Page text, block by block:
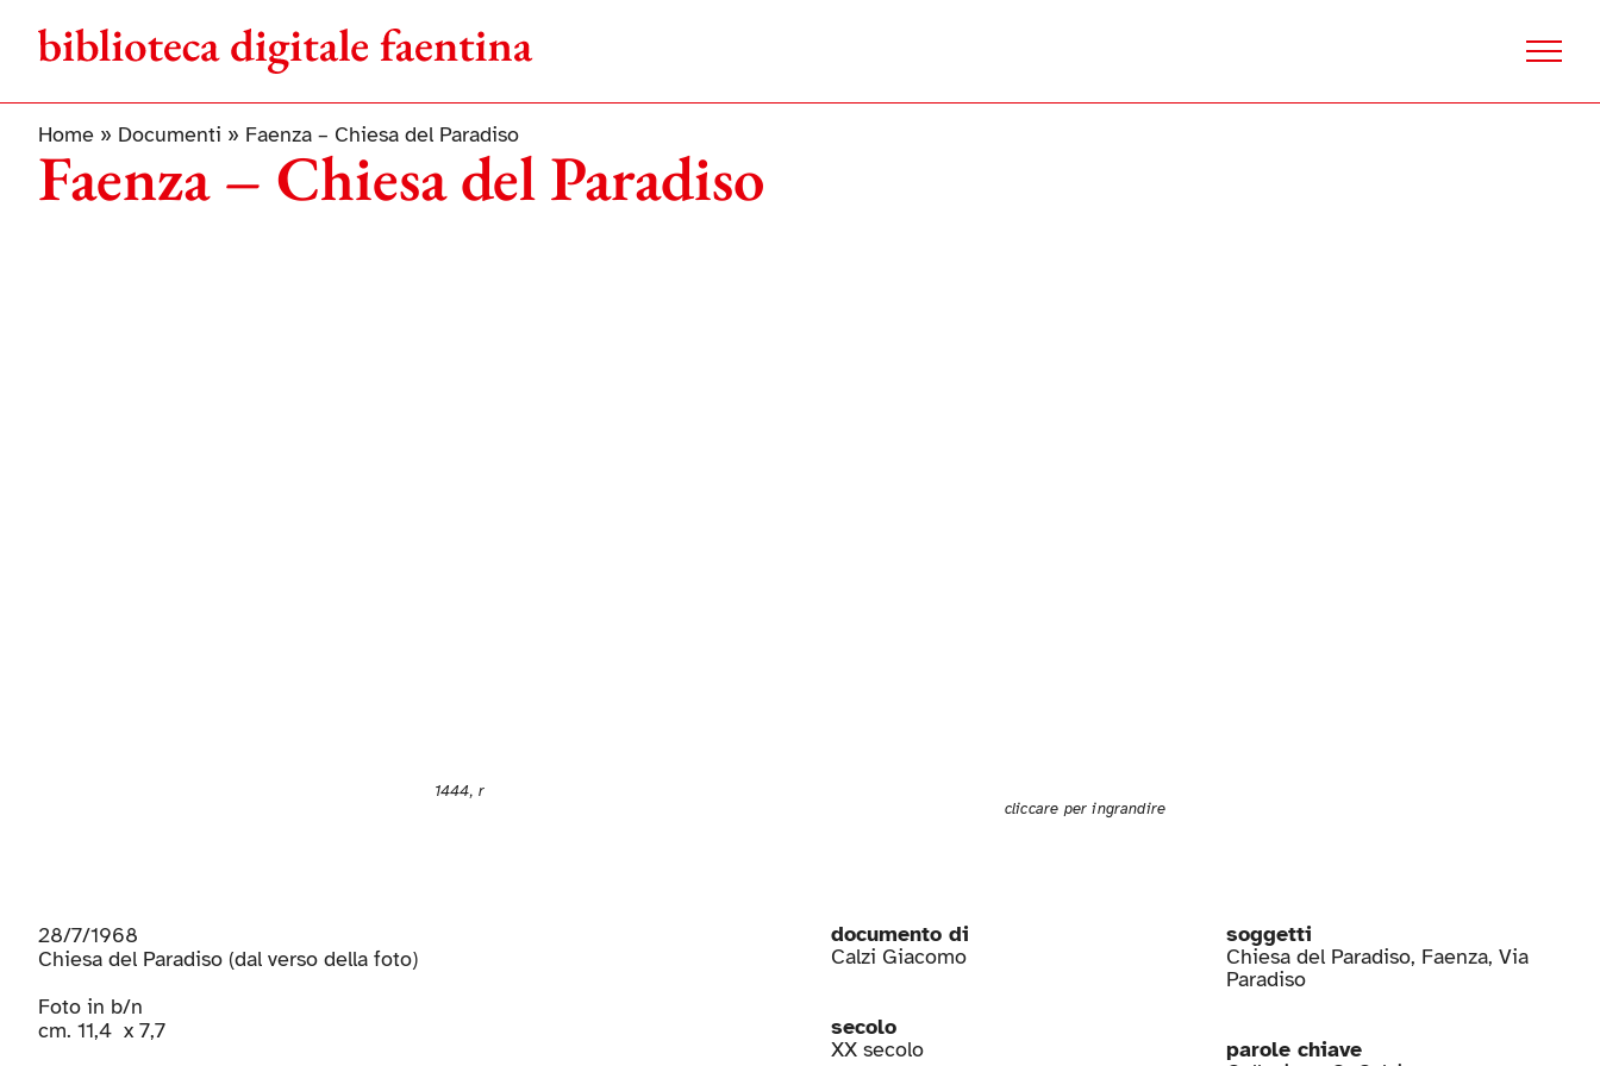
contenuto
Home» Documenti » Faenza – Chiesa del Paradiso
Faenza – Chiesa del Paradiso
1444, r
cliccare per ingrandire
28/7/1968
Chiesa del Paradiso (dal verso della foto)
Foto in b/n
cm. 11,4 x 7,7
documento di
Calzi Giacomo
secolo
XX secolo
soggetti
Chiesa del Paradiso, Faenza,Via
Paradiso
parole chiave